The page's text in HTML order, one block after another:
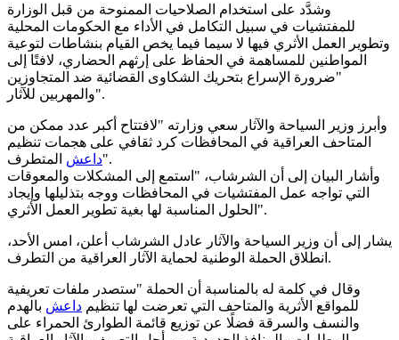
وشدَّد على استخدام الصلاحيات الممنوحة من قبل الوزارة
للمفتشيات في سبيل التكامل في الأداء مع الحكومات المحلية
وتطوير العمل الأثري فيها لا سيما فيما يخص القيام بنشاطات لتوعية
المواطنين للمساهمة في الحفاظ على إرثهم الحضاري، لافتًا إلى
"ضرورة الإسراع بتحريك الشكاوى القضائية ضد المتجاوزين
والمهربين للآثار".
وأبرز وزير السياحة والآثار سعي وزارته "لافتتاح أكبر عدد ممكن من
المتاحف العراقية في المحافظات كرد ثقافي على هجمات تنظيم
داعشالمتطرف".
وأشار البيان إلى أن الشرشاب، "استمع إلى المشكلات والمعوقات
التي تواجه عمل المفتشيات في المحافظات ووجه بتذليلها وإيجاد
الحلول المناسبة لها بغية تطوير العمل الأثري".
يشار إلى أن وزير السياحة والآثار عادل الشرشاب أعلن، امس الأحد،
انطلاق الحملة الوطنية لحماية الآثار العراقية من التطرف.
وقال في كلمة له بالمناسبة أن الحملة "ستصدر ملفات تعريفية
للمواقع الأثرية والمتاحف التي تعرضت لها تنظيم داعش بالهدم
والنسف والسرقة فضلًا عن توزيع قائمة الطوارئ الحمراء على